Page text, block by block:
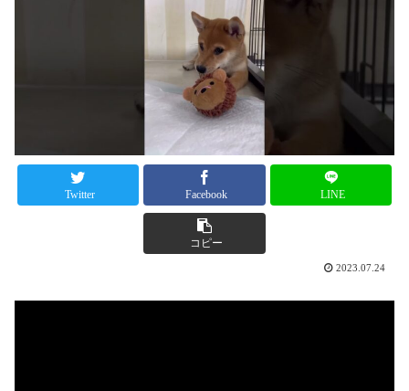
Twitter Facebook LINE
コピー
2023.07.24